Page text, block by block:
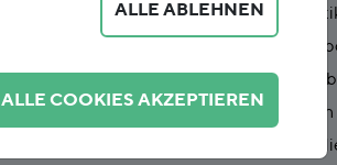
Ausmaß. Bisher ist die
inkonsistent mit Zielen der
insbesondere klimaschädliche
konterkarieren die Effektivität von
Klimaschutzpolitik. Mit Blick auf
ALLE ABLEHNEN
ALLE COOKIES AKZEPTIEREN